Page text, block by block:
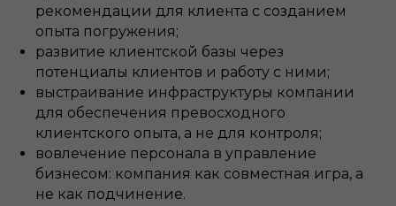
рекомендации для клиента с созданием
опыта погружения;
развитие клиентской базы через
потенциалы клиентов и работу с ними;
выстраивание инфраструктуры компании
для обеспечения превосходного
клиентского опыта, а не для контроля;
вовлечение персонала в управление
бизнесом: компания как совместная игра, а
не как подчинение.